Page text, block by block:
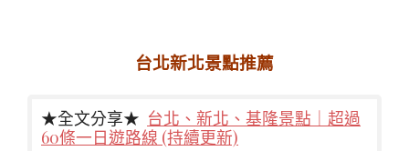
台北新北景點推薦
★全文分享★ 台北、新北、基隆景點｜超過
60條一日遊路線 (持續更新)